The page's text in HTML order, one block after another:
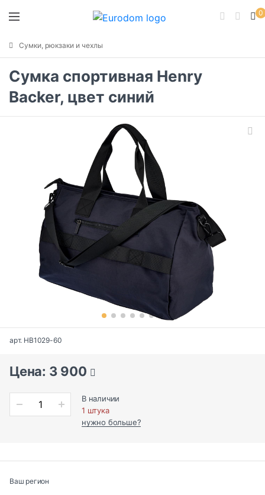
0
Сумки, рюкзаки и чехлы
Сумка спортивная Henry
Backer, цвет синий
арт. HB1029-60
Цена: 3 900
В наличии
1 штука
нужно больше?
Ваш регион